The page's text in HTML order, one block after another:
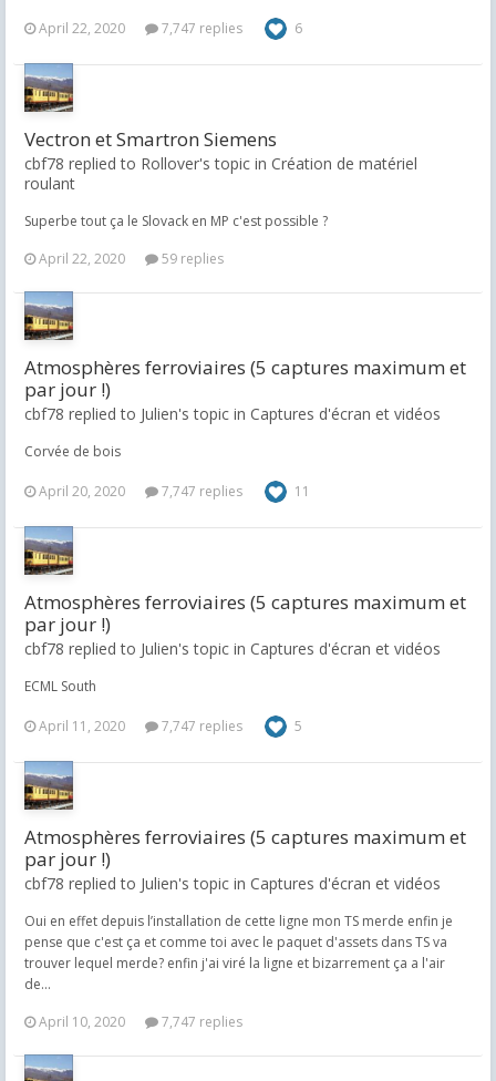
April 22, 2020 7,747 replies 6
Vectron et Smartron Siemens
cbf78 replied to Rollover's topic in Création de matériel
roulant
Superbe tout ça le Slovack en MP c'est possible ?
April 22, 2020
59 replies
Atmosphères ferroviaires (5 captures maximum et
par jour !)
cbf78 replied to Julien's topic in Captures d'écran et vidéos
Corvée de bois
April 20, 2020 7,747 replies 11
Atmosphères ferroviaires (5 captures maximum et
par jour !)
cbf78 replied to Julien's topic in Captures d'écran et vidéos
ECML South
April 11, 2020 7,747 replies 5
Atmosphères ferroviaires (5 captures maximum et
par jour !)
cbf78 replied to Julien's topic in Captures d'écran et vidéos
Oui en effet depuis l’installation de cette ligne mon TS merde enfin je
pense que c'est ça et comme toi avec le paquet d'assets dans TS va
trouver lequel merde? enfin j'ai viré la ligne et bizarrement ça a l'air
de...
April 10, 2020
7,747 replies